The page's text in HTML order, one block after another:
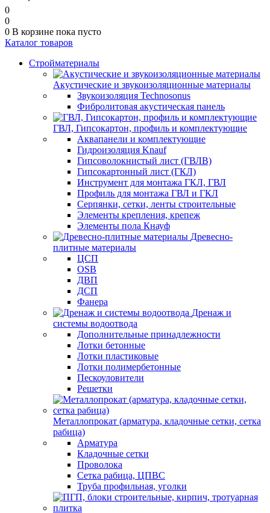
0
0
0 В корзине пока пусто
Каталог товаров
Стройматериалы
Акустические и звукоизоляционные материалы
Звукоизоляция Technosonus
Фибролитовая акустическая панель
ГВЛ, Гипсокартон, профиль и комплектующие
Аквапанели и комплектующие
Гидроизоляция Knauf
Гипсоволокнистый лист (ГВЛВ)
Гипсокартонный лист (ГКЛ)
Инструмент для монтажа ГКЛ, ГВЛ
Профиль для монтажа ГВЛ и ГКЛ
Серпянки, сетки, ленты строительные
Элементы крепления, крепеж
Элементы пола Кнауф
Древесно-
плитные материалы
ЦСП
OSB
ДВП
ДСП
Фанера
Дренаж и
системы водоотвода
Дополнительные принадлежности
Лотки бетонные
Лотки пластиковые
Лотки полимербетонные
Пескоуловители
Решетки
Металлопрокат (арматура, кладочные сетки, сетка
рабица)
Арматура
Кладочные сетки
Проволока
Сетка рабица, ЦПВС
Труба профильная, уголки